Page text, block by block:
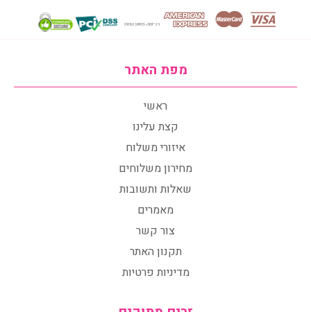
מפת האתר
ראשי
קצת עלינו
איזורי משלוח
מחירון משלוחים
שאלות ותשובות
מאמרים
צור קשר
תקנון האתר
מדיניות פרטיות